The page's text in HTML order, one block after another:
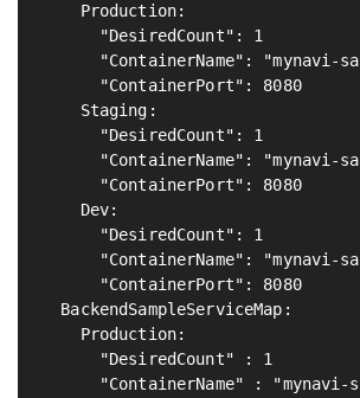
    Production:
      "DesiredCount": 1
"ContainerName": "mynavi-
      "ContainerPort": 8080
    Staging:
      "DesiredCount": 1
"ContainerName": "mynavi-
      "ContainerPort": 8080
    Dev:
      "DesiredCount": 1
"ContainerName": "mynavi-
      "ContainerPort": 8080
BackendSampleServiceMap:
    Production:
      "DesiredCount" : 1
"ContainerName" :